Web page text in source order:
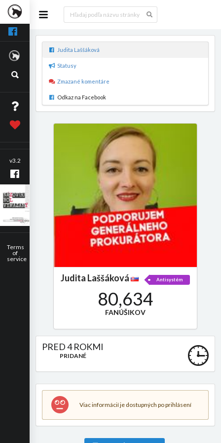
v3.2
Terms
of
service
Judita Laššáková
Statusy
Zmazané komentáre
Odkaz na Facebook
Judita Laššáková Antisystém
80,634
FANÚŠIKOV
PRED 4 ROKMI
PRIDANÉ
Viac informácií je dostupných po prihlásení